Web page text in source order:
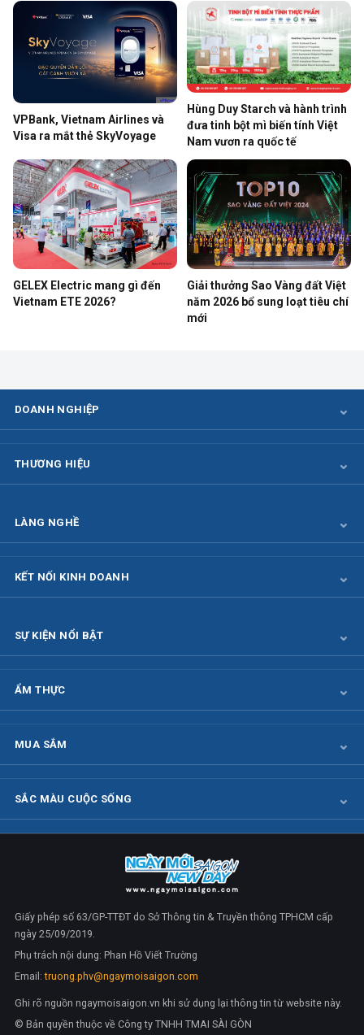
VPBank, Vietnam Airlines và
Visa ra mắt thẻ SkyVoyage
Hùng Duy Starch và hành trình
đưa tinh bột mì biến tính Việt
Nam vươn ra quốc tế
GELEX Electric mang gì đến
Vietnam ETE 2026?
Giải thưởng Sao Vàng đất Việt
năm 2026 bổ sung loạt tiêu chí
mới
DOANH NGHIỆP
THƯƠNG HIỆU
LÀNG NGHỀ
KẾT NỐI KINH DOANH
SỰ KIỆN NỔI BẬT
ẨM THỰC
MUA SẮM
SẮC MÀU CUỘC SỐNG
Giấy phép số 63/GP-TTĐT do Sở Thông tin & Truyền thông TPHCM cấp
ngày 25/09/2019.
Phụ trách nội dung: Phan Hồ Viết Trường
Email:truong.phv@ngaymoisaigon.com
Ghi rõ nguồn ngaymoisaigon.vn khi sử dụng lại thông tin từ website này.
© Bản quyền thuộc về Công ty TNHH TMAI SÀI GÒN